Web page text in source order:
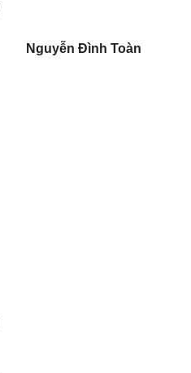
Nguyễn Đình Toàn